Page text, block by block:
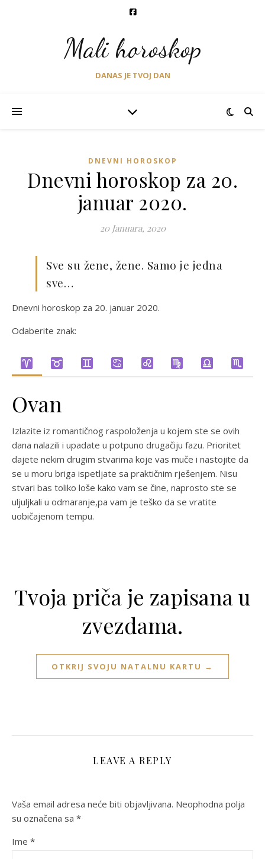
Mali horoskop
DANAS JE TVOJ DAN
DNEVNI HOROSKOP
Dnevni horoskop za 20.
januar 2020.
20 Januara, 2020
Sve su žene, žene. Samo je jedna
sve…
Dnevni horoskop za 20. januar 2020.
Odaberite znak:
Ovan
Izlazite iz romantičnog raspoloženja u kojem ste se ovih
dana nalazili i upadate u potpuno drugačiju fazu. Prioritet
dajete nekim drugim stvarima koje vas muče i nastojite da
se u moru briga ispetljate sa praktičnim rješenjem. Nisu
stvari bas toliko loše kako vam se čine, naprosto ste se
uljuljkali u odmaranje,pa vam je teško da se vratite
uobičajenom tempu.
Tvoja priča je zapisana u
zvezdama.
OTKRIJ SVOJU NATALNU KARTU →
LEAVE A REPLY
Vaša email adresa neće biti objavljivana. Neophodna polja
su označena sa *
Ime *